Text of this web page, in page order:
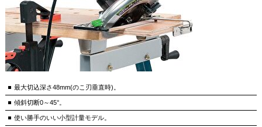
最大切込深さ48mm(のこ刃垂直時)。
傾斜切断0～45°。
使い勝手のいい小型計量モデル。